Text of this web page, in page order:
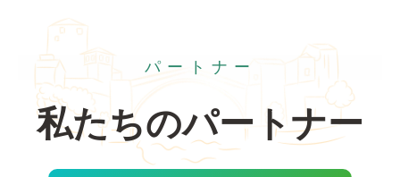
パートナー
私たちのパートナー